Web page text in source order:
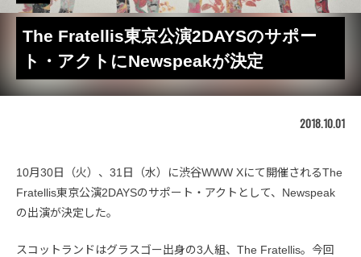
The Fratellis東京公演2DAYSのサポー
ト・アクトにNewspeakが決定
2018.10.01
10月30日（火）、31日（水）に渋谷WWW Xにて開催されるThe
Fratellis東京公演2DAYSのサポート・アクトとして、Newspeak
の出演が決定した。
スコットランドはグラスゴー出身の3人組、The Fratellis。今回